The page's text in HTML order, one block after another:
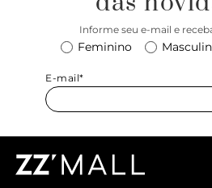
Informe seu e-mail e
Feminino
E-mail*